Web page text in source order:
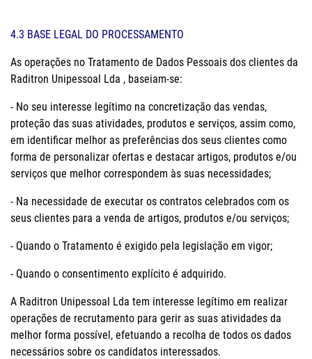
4.3 BASE LEGAL DO PROCESSAMENTO
As operações no Tratamento de Dados Pessoais dos clientes da
Raditron Unipessoal Lda , baseiam-se:
- No seu interesse legítimo na concretização das vendas,
proteção das suas atividades, produtos e serviços, assim como,
em identificar melhor as preferências dos seus clientes como
forma de personalizar ofertas e destacar artigos, produtos e/ou
serviços que melhor correspondem às suas necessidades;
- Na necessidade de executar os contratos celebrados com os
seus clientes para a venda de artigos, produtos e/ou serviços;
- Quando o Tratamento é exigido pela legislação em vigor;
- Quando o consentimento explícito é adquirido.
A Raditron Unipessoal Lda tem interesse legítimo em realizar
operações de recrutamento para gerir as suas atividades da
melhor forma possível, efetuando a recolha de todos os dados
necessários sobre os candidatos interessados.